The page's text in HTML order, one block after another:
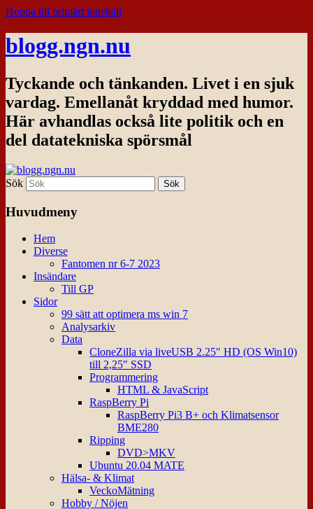
Hoppa till primärt innehåll
blogg.ngn.nu
Tyckande och tänkanden. Livet i en sjuk
vardag. Emellanåt kryddad med humor.
Här avhandlas också lite politik och en
del datatekniska spörsmål
Sök
Huvudmeny
Hem
Diverse
Fantomen nr 6-7 2023
Insändare
Till GP
Sidor
99 sätt att optimera ms win 7
Analysarkiv
Data
CloneZilla via liveUSB 2.25″ HD (OS Win10)
till 2,25″ SSD
Programmering
HTML & JavaScript
RaspBerry Pi
RaspBerry Pi3 B+ och Klimatsensor
BME280
Ripping
DVD>MKV
Ubuntu 20.04 MATE
Hälsa- & Klimat
VeckoMätning
Hobby / Nöjen